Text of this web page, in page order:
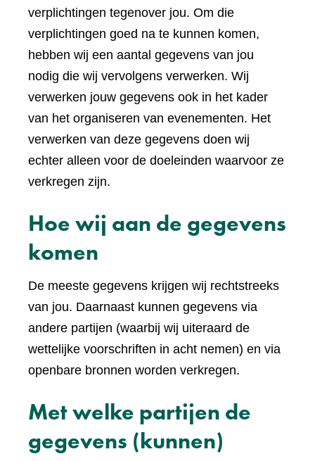
verplichtingen tegenover jou. Om die
verplichtingen goed na te kunnen komen,
hebben wij een aantal gegevens van jou
nodig die wij vervolgens verwerken. Wij
verwerken jouw gegevens ook in het kader
van het organiseren van evenementen. Het
verwerken van deze gegevens doen wij
echter alleen voor de doeleinden waarvoor ze
verkregen zijn.
Hoe wij aan de gegevens
komen
De meeste gegevens krijgen wij rechtstreeks
van jou. Daarnaast kunnen gegevens via
andere partijen (waarbij wij uiteraard de
wettelijke voorschriften in acht nemen) en via
openbare bronnen worden verkregen.
Met welke partijen de
gegevens (kunnen)